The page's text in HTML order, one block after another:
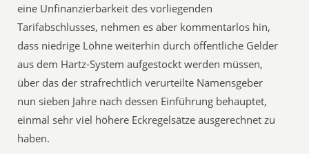
eine Unfinanzierbarkeit des vorliegenden
Tarifabschlusses, nehmen es aber kommentarlos hin,
dass niedrige Löhne weiterhin durch öffentliche Gelder
aus dem Hartz-System aufgestockt werden müssen,
über das der strafrechtlich verurteilte Namensgeber
nun sieben Jahre nach dessen Einführung behauptet,
einmal sehr viel höhere Eckregelsätze ausgerechnet zu
haben.